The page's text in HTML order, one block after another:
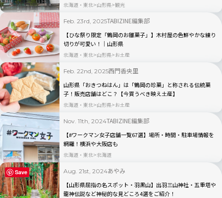
北海道・東北 山形県 観光
Feb. 23rd, 2025TABIZINE編集部
【ひな祭り限定「鶴岡のお雛菓子」】木村屋の色鮮やかな練り
切りが可愛い！｜山形県
北海道・東北 山形県 お土産
Feb. 22nd, 2025西門香央里
山形県「おきつねはん」は「鶴岡の珍菓」と称される伝統菓
子！販売店舗はどこ？【今買うべき映え土産】
北海道・東北 山形県 お土産
Nov. 11th, 2024TABIZINE編集部
【#ワークマン女子店舗一覧67選】場所・時間・駐車場情報を
網羅！横浜や大阪店も
北海道・東北 北海道
Aug. 21st, 2024あやみ
【山形県屈指の名スポット・羽黒山】出羽三山神社・五重塔や
龍神伝説など神秘的な見どころ4選をご紹介！
Save